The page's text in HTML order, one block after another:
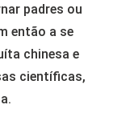
padres ou
então a se
chinesa e
científicas,